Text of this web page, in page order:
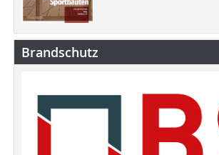
Brandschutz